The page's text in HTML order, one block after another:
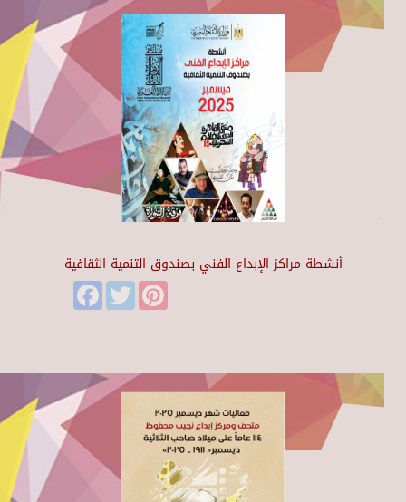
أنشطة مراكز الإبداع الفني بصندوق التنمية الثقافية
FacebookTwitter